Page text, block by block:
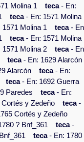
Molina 1 teca- En:
teca- En: 1571 Molina
1571 Molina 1 teca-
teca- En: 1571 Molina
1571 Molina 2 teca-
teca- En: 1629 Alarcón
Alarcón teca- En:
teca- En: 1692 Guerra
Paredes teca- En:
y Zedeño teca-
Cortés y Zedeño
? Bnf_361 teca-
teca- En: 1780